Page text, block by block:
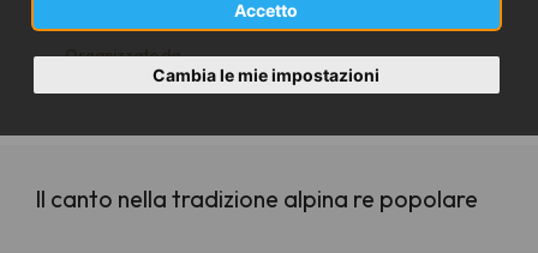
Accetto
Cambia le mie impostazioni
Organizzato da
Coro A.N.A. Torino
Il canto nella tradizione alpina re popolare